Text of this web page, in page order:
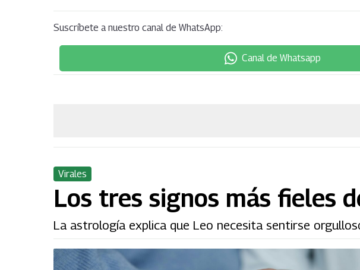
Suscríbete a nuestro canal de WhatsApp:
Canal de Whatsapp
Virales
Los tres signos más fieles
La astrología explica que Leo necesita sentirse